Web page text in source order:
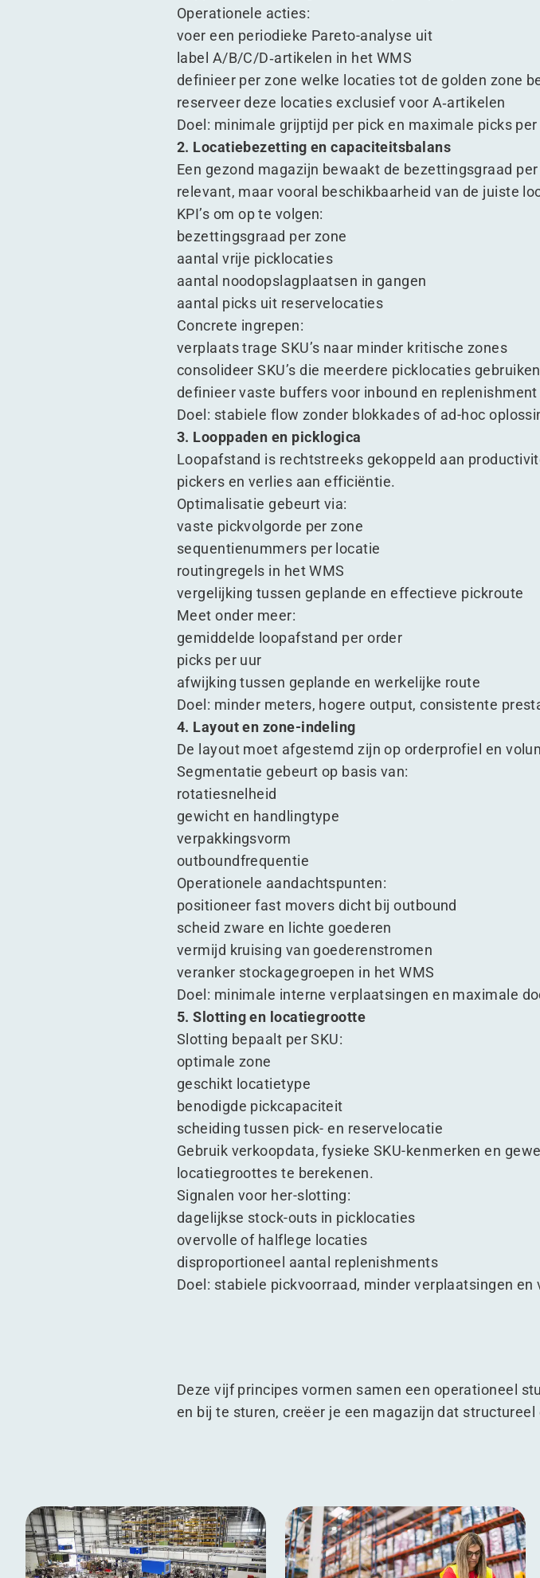
Operationele acties:
voer een periodieke Pareto-analyse uit
label A/​B/​C/​D‑artikelen in het WMS
definieer per zone welke locaties tot de golden zone
reserveer deze locaties exclusief voor A‑artikelen
Doel: minimale grijptijd per pick en maximale picks per
2. Locatiebezetting en capaciteitsbalans
Een gezond magazijn bewaakt de bezettingsgraad
relevant, maar vooral beschikbaarheid van de juiste
KPI’s om op te volgen:
bezettingsgraad per zone
aantal vrije picklocaties
aantal noodopslagplaatsen in gangen
aantal picks uit reservelocaties
Concrete ingrepen:
verplaats trage SKU’s naar minder kritische zones
consolideer SKU’s die meerdere picklocaties gebruiken
definieer vaste buffers voor inbound en replenishment
Doel: stabiele flow zonder blokkades of ad-hoc
3. Looppaden en picklogica
Loopafstand is rechtstreeks gekoppeld aan
pickers en verlies aan efficiëntie.
Optimalisatie gebeurt via:
vaste pickvolgorde per zone
sequentienummers per locatie
routingregels in het WMS
vergelijking tussen geplande en effectieve pickroute
Meet onder meer:
gemiddelde loopafstand per order
picks per uur
afwijking tussen geplande en werkelijke route
Doel: minder meters, hogere output, consistente
4. Layout en zone-indeling
De layout moet afgestemd zijn op orderprofiel en
Segmentatie gebeurt op basis van:
rotatiesnelheid
gewicht en handlingtype
verpakkingsvorm
outboundfrequentie
Operationele aandachtspunten:
positioneer fast movers dicht bij outbound
scheid zware en lichte goederen
vermijd kruising van goederenstromen
veranker stockagegroepen in het WMS
Doel: minimale interne verplaatsingen en maximale
5. Slotting en locatiegrootte
Slotting bepaalt per SKU:
optimale zone
geschikt locatietype
benodigde pickcapaciteit
scheiding tussen pick- en reservelocatie
Gebruik verkoopdata, fysieke SKU-kenmerken en
locatiegroottes te berekenen.
Signalen voor her-slotting:
dagelijkse stock-outs in picklocaties
overvolle of halflege locaties
disproportioneel aantal replenishments
Doel: stabiele pickvoorraad, minder verplaatsingen
Deze vijf principes vormen samen een operationeel
en bij te sturen, creëer je een magazijn dat